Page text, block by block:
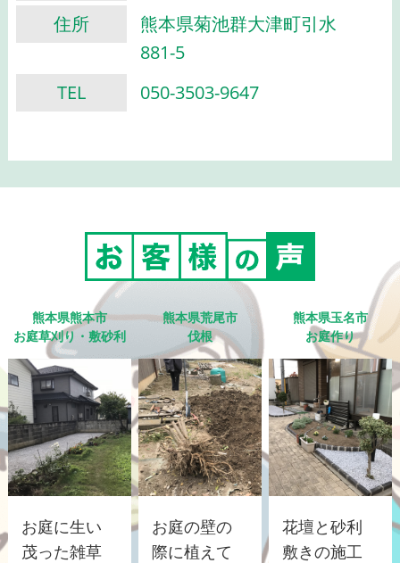
住所
熊本県菊池群大津町引水
881-5
TEL
050-3503-9647
熊本県熊本市
お庭草刈り・敷砂利
お庭に生い
茂った雑草
熊本県荒尾市
伐根
お庭の壁の
際に植えて
熊本県玉名市
お庭作り
花壇と砂利
敷きの施工